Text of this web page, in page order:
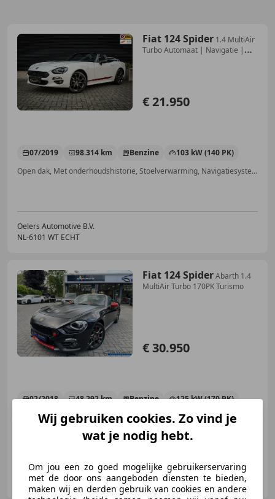
Fiat 124 Spider 1.4 MultiAir
Turbo Automaat | Navigatie |
€ 21.950
07/2019 98.314 km Benzine
103 kW (140 PK)
Open dak, Met onderhoudshistorie, Stoelverwarming, Navigatiesysteem, Automatische klimaatregeling, Centrale deurvergrendeling met afstandsbediening, LED verlichting, Keyless Entry
Oelers Automotive B.V.
NL-6101 WT ECHT
Fiat 124 SpiderAbarth 1.4
MultiAir Turbo 170PK Turismo
€ 30.950
02/2018 48.292 km Benzine
125 kW (170 PK)
Autobedrijf van Mensvoort
NL-5595 CB LEENDE
Wij gebruiken cookies. Zo vind je
wat je nodig hebt.
Om jou een zo goed mogelijke gebruikerservaring
met de door ons aangeboden diensten te bieden,
maken wij en derden gebruik van cookies en andere